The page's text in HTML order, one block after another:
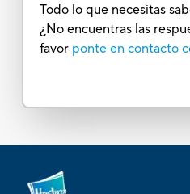
Todo lo que necesitas
¿No encuentras las
favor ponte en contacto